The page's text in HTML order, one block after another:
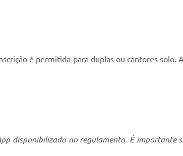
é permitida para duplas ou cantores solo.
disponibilizado no regulamento. É importante